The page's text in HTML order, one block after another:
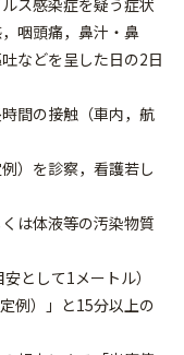
ス感染症を疑う症状
咽頭痛，鼻汁・鼻
などを呈した日の2日
間の接触（車内，航
）を診察，看護若し
は体液等の汚染物質
として1メートル）
例）」と15分以上の